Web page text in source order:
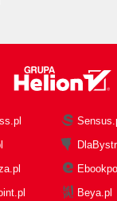
Beya.pl